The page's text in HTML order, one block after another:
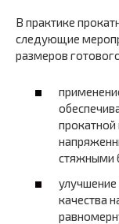
В практике
следующие
размеров
прокатной
стяжными
улучшение
качества